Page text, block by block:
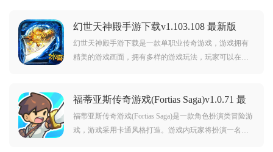
幻世天神殿手游下载v1.103.108 最新版
幻世天神殿手游下载是一款单职业传奇游戏，游戏拥有
精美的游戏画面，拥有多样的游戏玩法，玩家可以在游
的游戏激情和乐趣，觉得不错的朋友欢迎前来下载爽
玩。
福蒂亚斯传奇游戏(Fortias Saga)v1.0.71 最
新版
福蒂亚斯传奇游戏(Fortias Saga)是一款角色扮演类冒险游
戏，游戏采用卡通风格打造。游戏内玩家将扮演一名勇